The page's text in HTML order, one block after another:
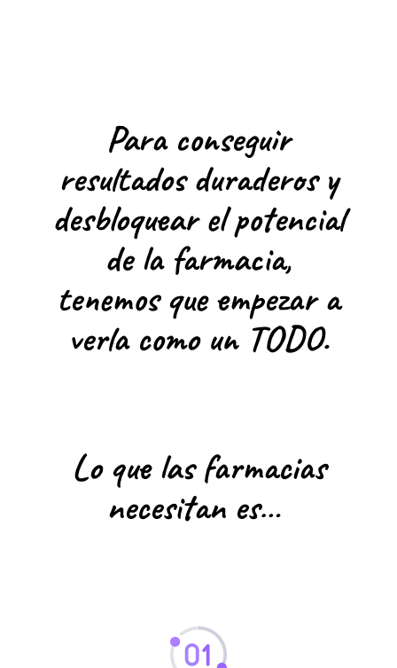
Para conseguir
resultados duraderos y
desbloquear el potencial
de la farmacia,
tenemos que empezar a
verla como un TODO.
Lo que las farmacias
necesitan es…